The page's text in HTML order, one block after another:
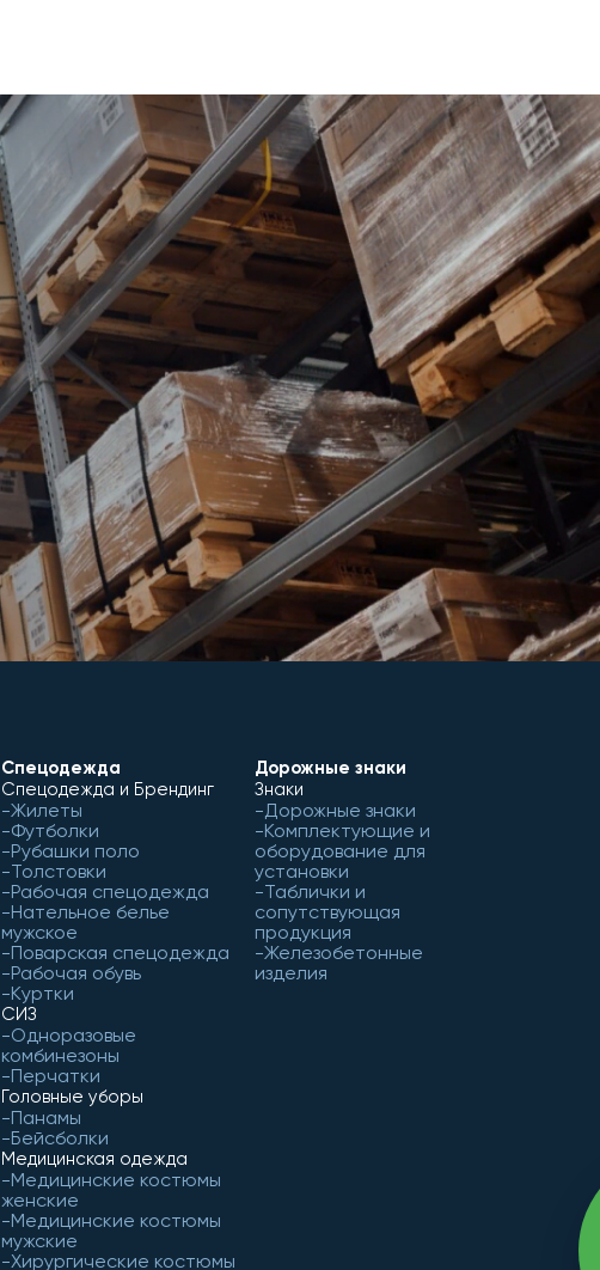
Спецодежда
Спецодежда и Брендинг
Жилеты
Футболки
Рубашки поло
Толстовки
Рабочая спецодежда
Нательное белье
мужское
Поварская спецодежда
Рабочая обувь
Куртки
СИЗ
Одноразовые
комбинезоны
Перчатки
Головные уборы
Панамы
Бейсболки
Медицинская одежда
Медицинские костюмы
женские
Медицинские костюмы
мужские
Хирургические костюмы
Дорожные знаки
Знаки
Дорожные знаки
Комплектующие и
оборудование для
установки
Таблички и
сопутствующая
продукция
Железобетонные
изделия